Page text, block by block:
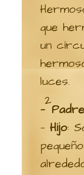
que
un
luces.
—
2
Padre
— Hijo: